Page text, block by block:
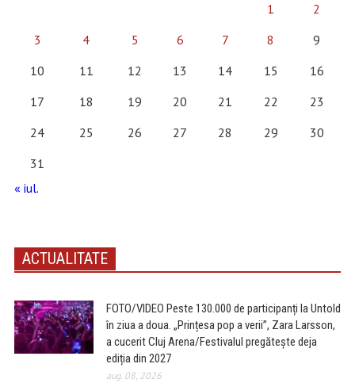
1
2
3
4 5 6 7 8
9
10
11 12 13 14 15
16
17
18 19 20 21 22
23
24
25 26 27 28 29
30
31
« iul.
ACTUALITATE
FOTO/VIDEO Peste 130.000 de participanți la Untold
în ziua a doua. „Prințesa pop a verii”, Zara Larsson,
a cucerit Cluj Arena/Festivalul pregătește deja
ediția din 2027
aug. 08, 2026